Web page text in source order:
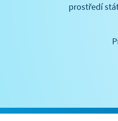
prostředí